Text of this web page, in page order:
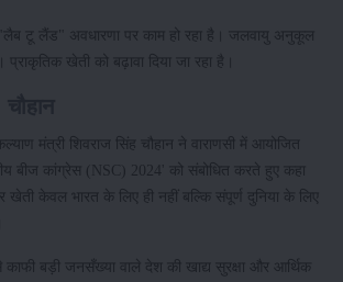
"लैब टू लैंड" अवधारणा पर काम हो रहा है। जलवायु अनुकूल
खेती को बढ़ावा दिया जा रहा है।
मंत्री शिवराज सिंह चौहान ने वाराणसी में आयोजित
बीज कांग्रेस (NSC) 2024' को संबोधित करते हुए कहा
खेती केवल भारत के लिए ही नहीं बल्कि संपूर्ण दुनिया के लिए
काफी बड़ी जनसँख्या वाले देश की खाद्य सुरक्षा और आर्थिक